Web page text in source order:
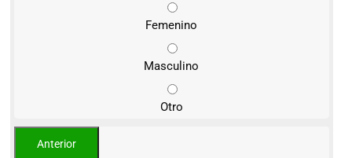
Femenino
Masculino
Otro